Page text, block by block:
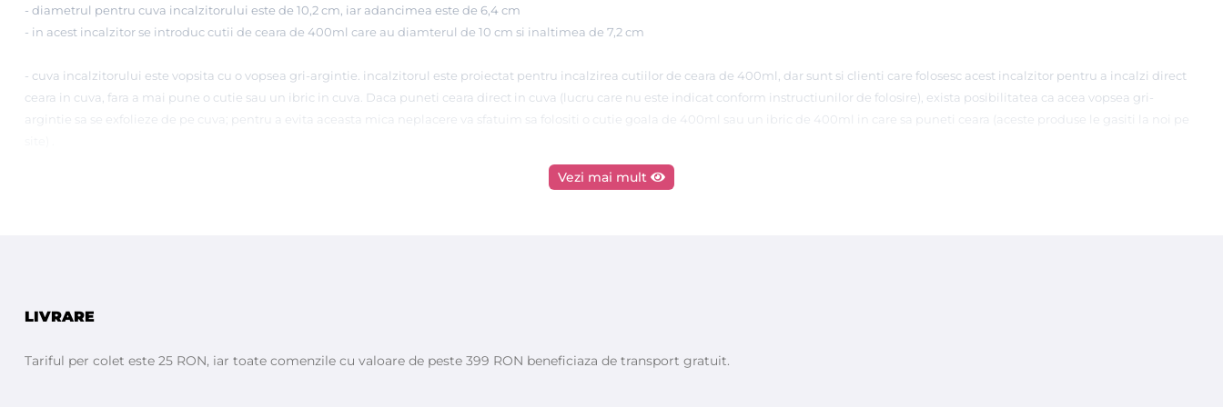
- diametrul pentru cuva incalzitorului este de 10,2 cm, iar adancimea este de 6,4 cm
- in acest incalzitor se introduc cutii de ceara de 400ml care au diamterul de 10 cm si inaltimea de 7,2 cm
- cuva incalzitorului este vopsita cu o vopsea gri-argintie. incalzitorul este proiectat pentru incalzirea cutiilor de ceara de 400ml, dar sunt si clienti care folosesc acest incalzitor pentru a incalzi direct
ceara in cuva, fara a mai pune o cutie sau un ibric in cuva. Daca puneti ceara direct in cuva (lucru care nu este indicat conform instructiunilor de folosire), exista posibilitatea ca acea vopsea gri-
argintie sa se exfolieze de pe cuva; pentru a evita aceasta mica neplacere va sfatuim sa folositi o cutie goala de 400ml sau un ibric de 400ml in care sa puneti ceara (aceste produse le gasiti la noi pe
Aceasta taxa se adauga pe factura de catre importatorii sau producatorii echipamentelor electrice si electronice (EEE) si trebuie
Vezi mai mult
LIVRARE
Tariful per colet este 25 RON, iar toate comenzile cu valoare de peste 399 RON beneficiaza de transport gratuit.